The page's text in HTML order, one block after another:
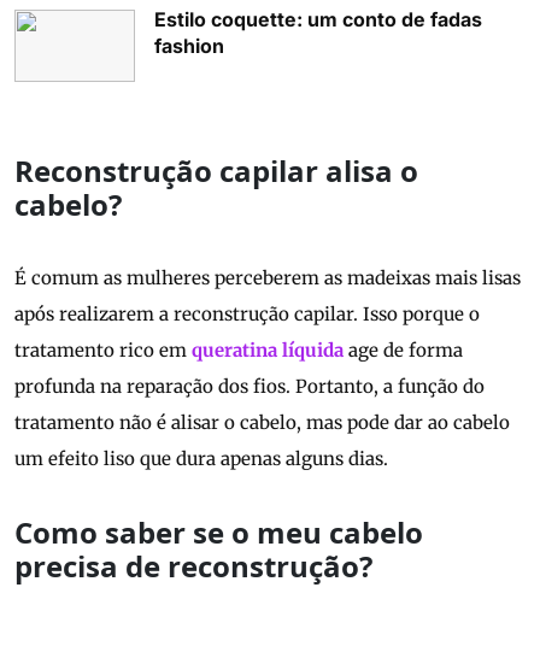
Estilo coquette: um conto de fadas
fashion
Reconstrução capilar alisa o
cabelo?
É comum as mulheres perceberem as madeixas mais lisas
após realizarem a reconstrução capilar. Isso porque o
tratamento rico em queratina líquida age de forma
profunda na reparação dos fios. Portanto, a função do
tratamento não é alisar o cabelo, mas pode dar ao cabelo
um efeito liso que dura apenas alguns dias.
Como saber se o meu cabelo
precisa de reconstrução?